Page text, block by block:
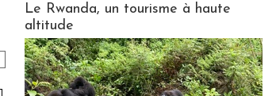
Le Rwanda, un tourisme à haute
altitude